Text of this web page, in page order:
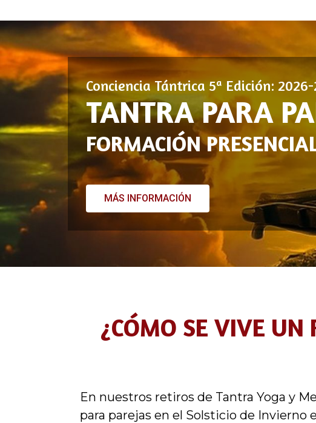
Conciencia Tántrica 5ª Edición:
TANTRA PARA
FORMACIÓN
MÁS INFORMACIÓN
¿CÓMO SE VIVE UN
En nuestros retiros de Tantra Yoga y
para parejas en el Solsticio de Invierno